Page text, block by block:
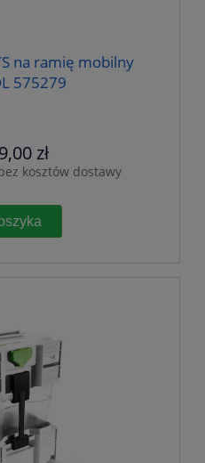
na ramię mobilny
575279
zł
kosztów dostawy